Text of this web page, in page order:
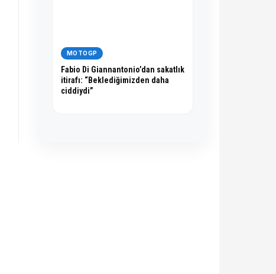
MOTOGP
Fabio Di Giannantonio’dan sakatlık
itirafı: “Beklediğimizden daha
ciddiydi”